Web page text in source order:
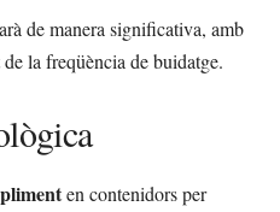
de manera significativa, amb
la freqüència de buidatge.
en contenidors per